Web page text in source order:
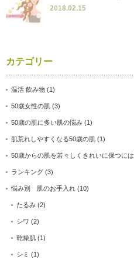
2018.02.15
カテゴリー
温活 飲み物 (1)
50歳女性の肌 (3)
50歳の肌に多い肌の悩み (1)
肌荒れしやすくなる50歳の肌 (1)
50歳からの肌を若々しくきれいに保つには
ランキング (3)
悩み別 肌のお手入れ (10)
たるみ (2)
シワ (2)
乾燥肌 (1)
シミ (1)